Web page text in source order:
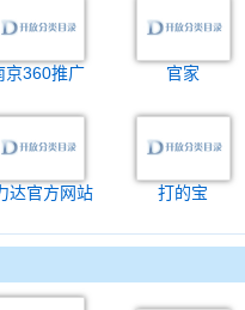
京360推广 官家
达官方网站 打的宝